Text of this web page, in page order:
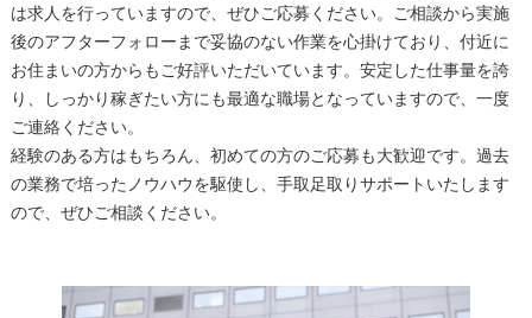
は求人を行っていますので、ぜひご応募ください。ご相談から実施
後のアフターフォローまで妥協のない作業を心掛けており、付近に
お住まいの方からもご好評いただいています。安定した仕事量を誇
り、しっかり稼ぎたい方にも最適な職場となっていますので、一度
ご連絡ください。
経験のある方はもちろん、初めての方のご応募も大歓迎です。過去
の業務で培ったノウハウを駆使し、手取足取りサポートいたします
ので、ぜひご相談ください。